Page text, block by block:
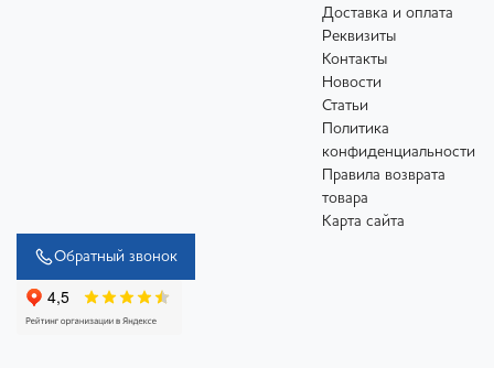
Доставка и оплата
Реквизиты
Контакты
Новости
Статьи
Политика
конфиденциальности
Правила возврата
товара
Карта сайта
Обратный звонок